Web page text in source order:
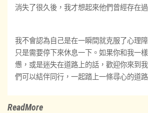
消失了很久後，我才想起來他們曾經存在過
我不會認為自己是在一瞬間就克服了心理
只是需要停下來休息一下。如果你和我一
憊，或是迷失在道路上的話，歡迎你來到
們可以結伴同行，一起踏上一條尋心的道路
ReadMore